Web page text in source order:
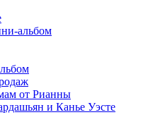
альбом
от Рианны
и Канье Уэсте